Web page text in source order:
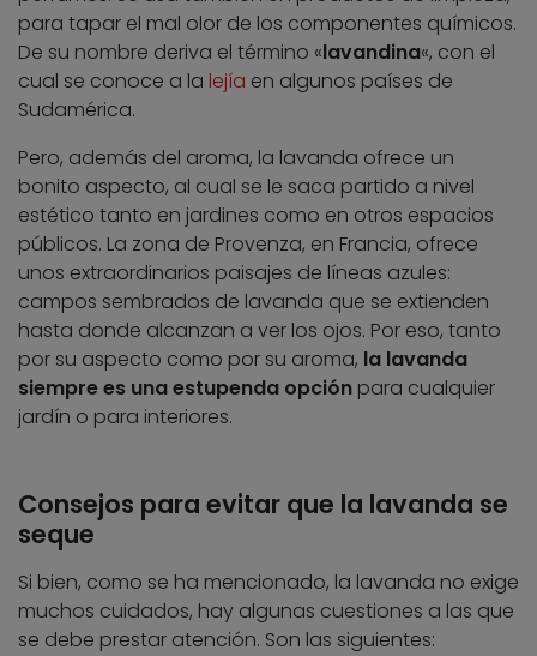
para tapar el mal olor de los componentes químicos.
De su nombre deriva el término «lavandina«, con el
cual se conoce a la lejía en algunos países de
Sudamérica.
Pero, además del aroma, la lavanda ofrece un
bonito aspecto, al cual se le saca partido a nivel
estético tanto en jardines como en otros espacios
públicos. La zona de Provenza, en Francia, ofrece
unos extraordinarios paisajes de líneas azules:
campos sembrados de lavanda que se extienden
hasta donde alcanzan a ver los ojos. Por eso, tanto
por su aspecto como por su aroma, la lavanda
siempre es una estupenda opción para cualquier
jardín o para interiores.
Consejos para evitar que la lavanda se
seque
Si bien, como se ha mencionado, la lavanda no exige
muchos cuidados, hay algunas cuestiones a las que
se debe prestar atención. Son las siguientes: